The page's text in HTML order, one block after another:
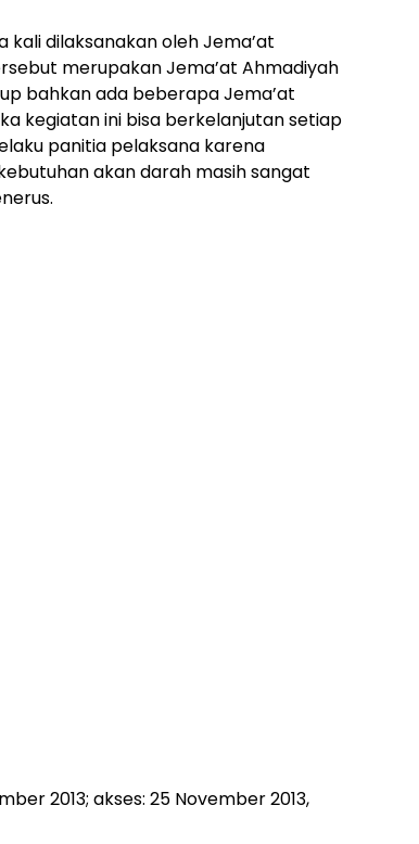
dilaksanakan oleh Jema’at
merupakan Jema’at Ahmadiyah
bahkan ada beberapa Jema’at
kegiatan ini bisa berkelanjutan setiap
panitia pelaksana karena
akan darah masih sangat
2013; akses: 25 November 2013,